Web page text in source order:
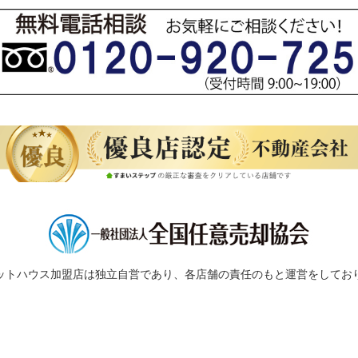
ハウス加盟店は独立自営であり、各店舗の責任のもと運営をしてお